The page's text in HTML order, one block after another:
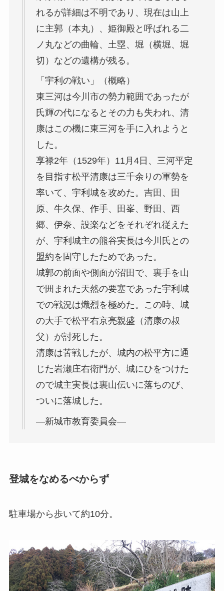
れるが詳細は不明であり、現在は山上
に主郭（本丸）、姫御殿と呼ばれる二
ノ丸などの曲輪、土塁、堀（横堀、堀
切）などの遺構が残る。
「宇利の戦い」（概略）
東三河は今川市の勢力範囲であったが
氏輝の代になるとその力も失われ、清
康はこの機に東三河を手に入れようと
した。
享禄2年（1529年）11月4日、三河平定
を目指す松平清康は三千余りの軍勢を
率いて、宇利城を攻めた。吉田、田
原、牛久保、作手、田峯、野田、西
郷、伊奈、設楽などをそれぞれ従えた
が、宇利城主の熊谷実長は今川氏との
盟約を固守したためであった。
城郭の前面や側面が沼田で、裏手を山
で囲まれた天然の要塞であった宇利城
での戦況は熾烈を極めた。この時、城
の大手で松平右京亮親盛（清康の叔
父）が討死した。
清康は苦戦したが、城内の松平方に通
じた岩瀬庄右衛門が、城にひをつけた
ので城主実長は裏山伝いに落ちのび、
ついに落城した。
―新城市教育委員会―
登城をなめるべからず
駐車場から歩いて約10分。